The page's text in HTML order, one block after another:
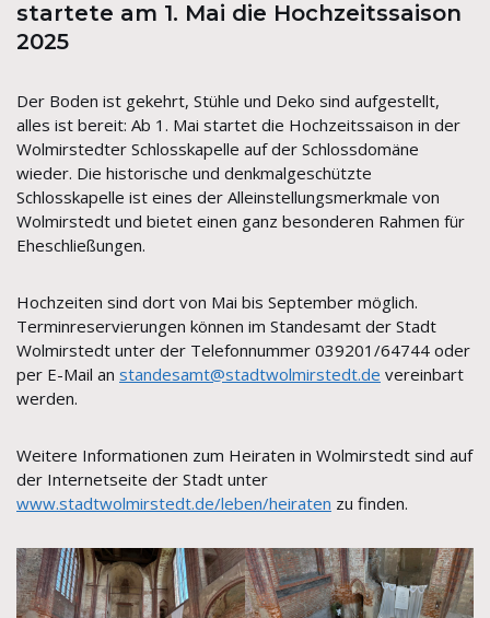
startete am 1. Mai die Hochzeitssaison
2025
Der Boden ist gekehrt, Stühle und Deko sind aufgestellt,
alles ist bereit: Ab 1. Mai startet die Hochzeitssaison in der
Wolmirstedter Schlosskapelle auf der Schlossdomäne
wieder. Die historische und denkmalgeschützte
Schlosskapelle ist eines der Alleinstellungsmerkmale von
Wolmirstedt und bietet einen ganz besonderen Rahmen für
Eheschließungen.
Hochzeiten sind dort von Mai bis September möglich.
Terminreservierungen können im Standesamt der Stadt
Wolmirstedt unter der Telefonnummer 039201/64744 oder
per E-Mail an standesamt@stadtwolmirstedt.de vereinbart
werden.
Weitere Informationen zum Heiraten in Wolmirstedt sind auf
der Internetseite der Stadt unter
www.stadtwolmirstedt.de/leben/heiraten zu finden.